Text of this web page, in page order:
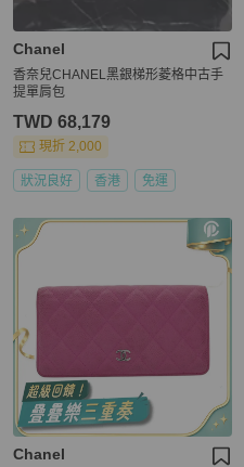
Chanel
香奈兒CHANEL黑銀梯形菱格中古手
提單肩包
TWD 68,179
現折 2,000
狀況良好 香港 免運
Chanel